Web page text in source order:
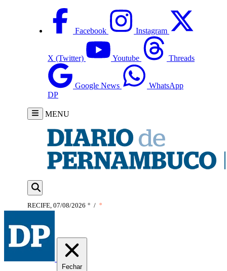
Facebook Instagram
X (Twitter) Youtube Threads
Google News
WhatsApp
DP
MENU
RECIFE, 07/08/2026 ° / °
Fechar